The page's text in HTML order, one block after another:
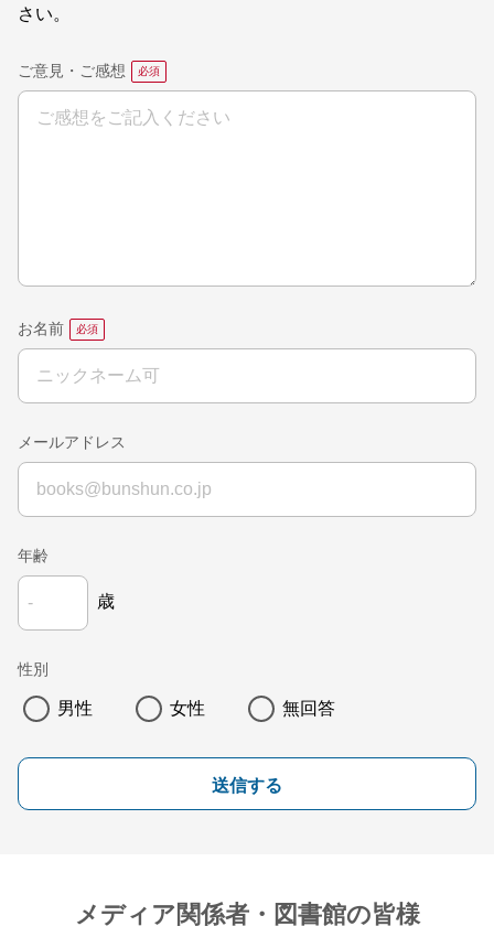
さい。
ご意見・ご感想
お名前
メールアドレス
年齢
歳
性別
男性 女性 無回答
送信する
メディア関係者・図書館の皆様